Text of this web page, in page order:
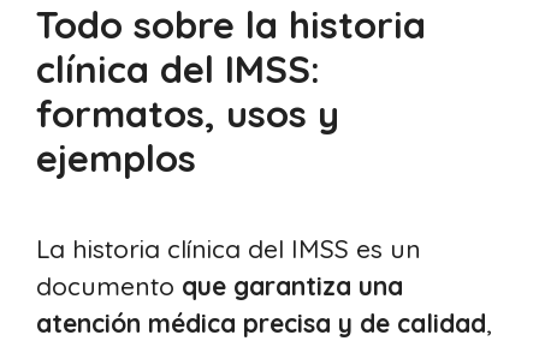
Todo sobre la historia
clínica del IMSS:
formatos, usos y
ejemplos
La historia clínica del IMSS es un
documento que garantiza una
atención médica precisa y de calidad,